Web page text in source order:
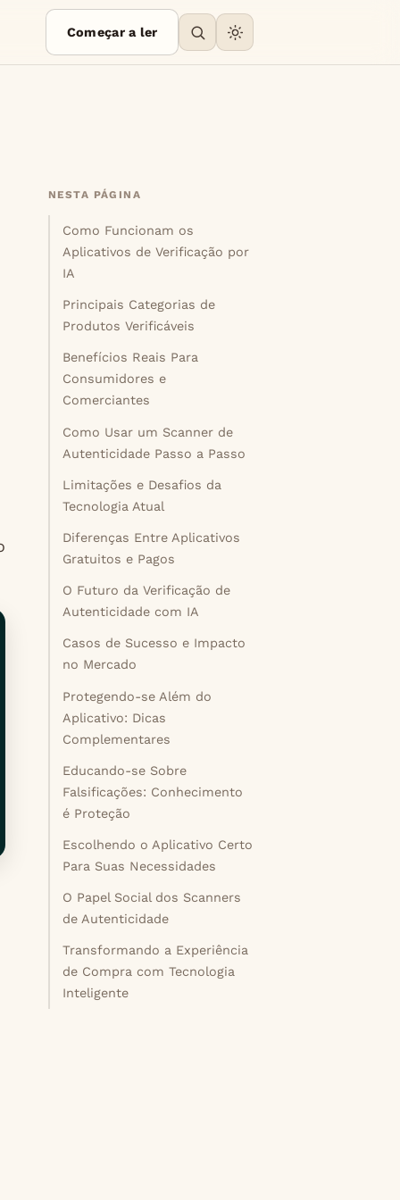
Começar a ler
NESTA PÁGINA
Como Funcionam os
Aplicativos de Verificação por
IA
Principais Categorias de
Produtos Verificáveis
Benefícios Reais Para
Consumidores e
Comerciantes
Como Usar um Scanner de
Autenticidade Passo a Passo
Limitações e Desafios da
Tecnologia Atual
Diferenças Entre Aplicativos
Gratuitos e Pagos
O Futuro da Verificação de
Autenticidade com IA
Casos de Sucesso e Impacto
no Mercado
Protegendo-se Além do
Aplicativo: Dicas
Complementares
Educando-se Sobre
Falsificações: Conhecimento
é Proteção
Escolhendo o Aplicativo Certo
Para Suas Necessidades
O Papel Social dos Scanners
de Autenticidade
Transformando a Experiência
de Compra com Tecnologia
Inteligente